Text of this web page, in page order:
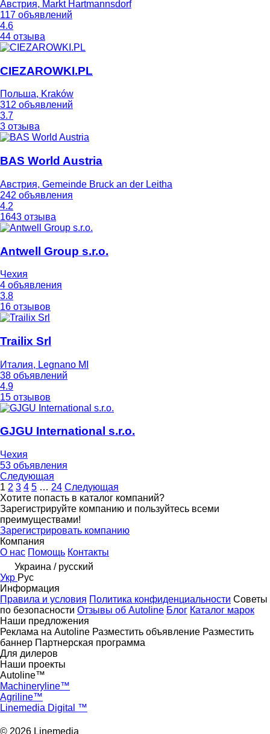
Австрия, Markt Hartmannsdorf
117 объявлений
4.6
44 отзыва
CIEZAROWKI.PL
Польша, Kraków
312 объявлений
3.7
3 отзыва
BAS World Austria
Австрия, Gemeinde Bruck an der Leitha
242 объявления
4.2
1643 отзыва
Antwell Group s.r.o.
Чехия
4 объявления
3.8
16 отзывов
Trailix Srl
Италия, Legnano MI
38 объявлений
4.9
15 отзывов
GJGU International s.r.o.
Чехия
53 объявления
Следующая
1 2 3 4 5 … 24 Следующая
Хотите попасть в каталог компаний?
Зарегистрируйте компанию и пользуйтесь всеми
преимуществами!
Зарегистрировать компанию
Компания
О нас Помощь Контакты
Украина / русский
Укр Рус
Информация
Правила и условия Политика конфиденциальности Советы
по безопасности Отзывы об Autoline Блог Каталог марок
Наши предложения
Реклама на Autoline Разместить объявление Разместить
баннер Партнерская программа
Для дилеров
Наши проекты
Autoline™
Machineryline™
Agriline™
Linemedia Digital ™
© 2026 Linemedia